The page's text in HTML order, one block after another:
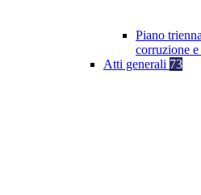
Piano
corruzione
Atti generali 73